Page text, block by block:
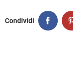
Condividi